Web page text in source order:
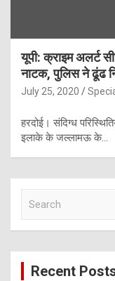
यूपी: क्राइम अलर्ट
नाटक, पुलिस ने ढूंढ
July 25, 2020
हरदोई। संदिग्ध
इलाके के जल्लामऊ के…
c
Recent